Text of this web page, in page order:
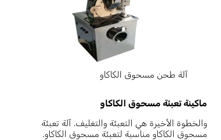
آلة طحن مسحوق الكاكاو
ماكينة تعبئة مسحوق الكاكاو
والخطوة الأخيرة هي التعبئة والتغليف. آلة تعبئة
مسحوق الكاكاو مناسبة لتعبئة مسحوق الكاكاو.